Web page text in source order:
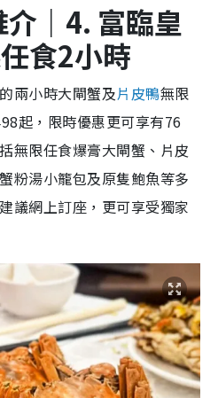
｜4. 富臨皇
食2小時
兩小時大閘蟹及片皮鴨無限
起，限時優惠更可享有76
無限任食爆膏大閘蟹、片皮
粉湯小籠包及原隻鮑魚等多
議網上訂座，更可享受獨家